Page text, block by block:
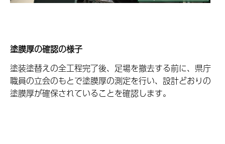
塗膜厚の確認の様子
塗装塗替えの全工程完了後、足場を撤去する前に、県庁
職員の立会のもとで塗膜厚の測定を行い、設計どおりの
塗膜厚が確保されていることを確認します。